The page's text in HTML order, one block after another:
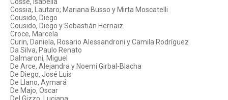
Cossia, Lautaro; Mariana Busso y Mirta Moscatelli
Cousido, Diego
Cousido, Diego y Sebastián Hernaiz
Croce, Marcela
Curin, Daniela, Rosario Alessandroni y Camila Rodríguez
Da Silva, Paulo Renato
Dalmaroni, Miguel
De Arce, Alejandra y Noemí Girbal-Blacha
De Diego, José Luis
De Llano, Aymará
De Majo, Oscar
Del Gizzo, Luciana